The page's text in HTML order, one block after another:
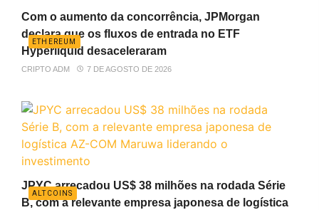
ETHEREUM
Com o aumento da concorrência, JPMorgan
declara que os fluxos de entrada no ETF
Hyperliquid desaceleraram
CRIPTO ADM 7 DE AGOSTO DE 2026
ALTCOINS
JPYC arrecadou US$ 38 milhões na rodada Série
B, com a relevante empresa japonesa de logística